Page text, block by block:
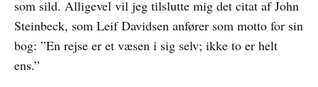
som sild. Alligevel vil jeg tilslutte mig det citat af John
Steinbeck, som Leif Davidsen anfører som motto for sin
bog: ”En rejse er et væsen i sig selv; ikke to er helt
ens.”